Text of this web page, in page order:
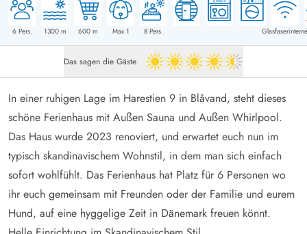
6Pers. 1300m 600m Max 1 8 Pers.
Das sagen die Gäste 4.5 von 5
In einer ruhigen Lage im Harestien 9 in Blåvand, steht dieses
schöne Ferienhaus mit Außen Sauna und Außen Whirlpool.
Das Haus wurde 2023 renoviert, und erwartet euch nun im
typisch skandinavischem Wohnstil, in dem man sich einfach
sofort wohlfühlt. Das Ferienhaus hat Platz für 6 Personen wo
ihr euch gemeinsam mit Freunden oder der Familie und eurem
Hund, auf eine hyggelige Zeit in Dänemark freuen könnt.